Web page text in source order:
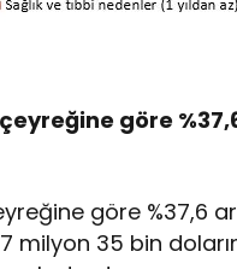
göre
göre %37,6
35 bin